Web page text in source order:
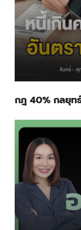
กฎ 40% กลยุท